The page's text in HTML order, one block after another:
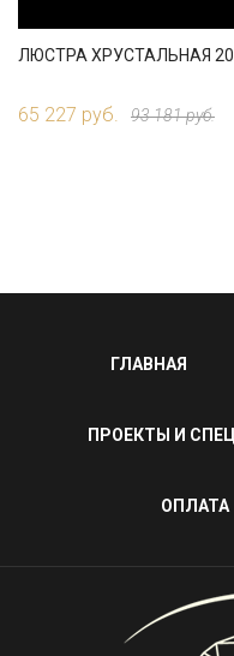
ЛЮСТРА ХРУСТАЛЬНАЯ
65 227 руб. 93 181 руб.
ГЛАВНАЯ
ПРОЕКТЫ И
ОПЛАТА